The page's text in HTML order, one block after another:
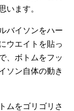
います。
バイソンをハー
ウエイトを貼っ
、ボトムをフッ
ソン自体の動き
ムをゴリゴリさ